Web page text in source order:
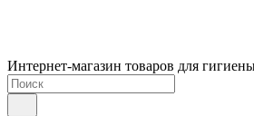
Интернет-магазин товаров для